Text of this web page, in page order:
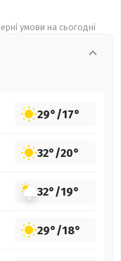
умови на сьогодні
29°/17°
32°/20°
32°/19°
29°/18°